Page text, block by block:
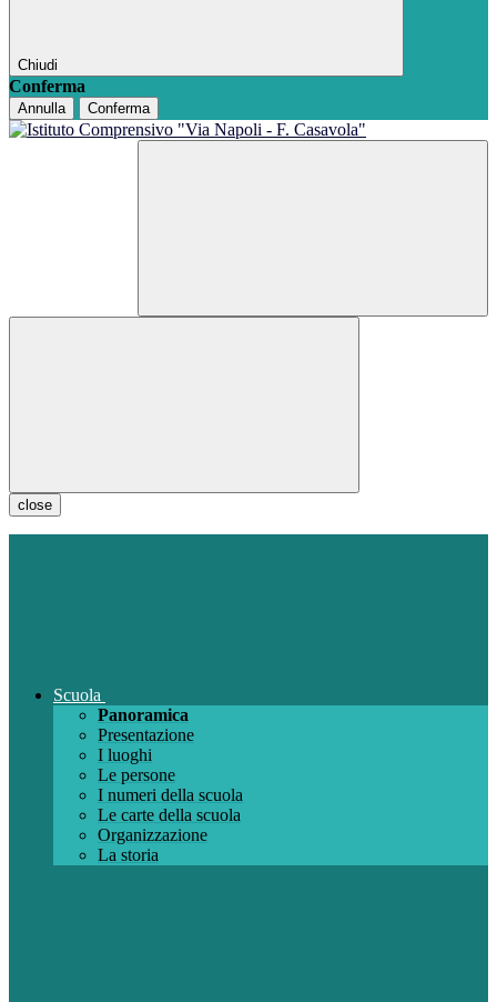
Chiudi
Conferma
Annulla Conferma
close
Scuola
Panoramica
Presentazione
I luoghi
Le persone
I numeri della scuola
Le carte della scuola
Organizzazione
La storia